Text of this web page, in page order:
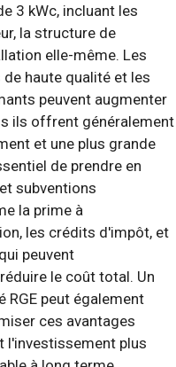
3 kWc, incluant les
la structure de
elle-même. Les
haute qualité et les
peuvent augmenter
ils offrent généralement
et une plus grande
de prendre en
subventions
la prime à
les crédits d'impôt, et
peuvent
le coût total. Un
RGE peut également
ces avantages
l'investissement plus